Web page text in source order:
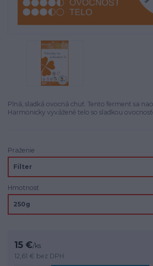
Plná, sladká ovocná chuť. Tento ferment sa
Harmonicky vyvážené telo so sladkou
Praženie
Hmotnosť
15 €/ks
12,61 € bez DPH